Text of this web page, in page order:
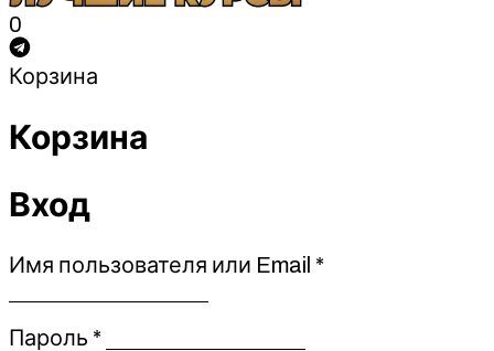
0
Корзина
Корзина
Вход
Имя пользователя или Email *Обязательно
Пароль *Обязательно